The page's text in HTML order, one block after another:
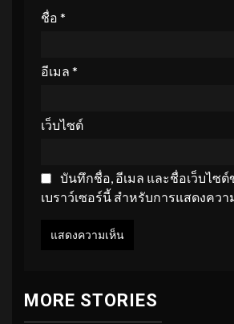
ชื่อ *
อีเมล *
เว็บไซต์
บันทึกชื่อ, อีเมล และชื่อเว็บไซ
เบราว์เซอร์นี้ สำหรับการแสดงคว
MORE STORIES